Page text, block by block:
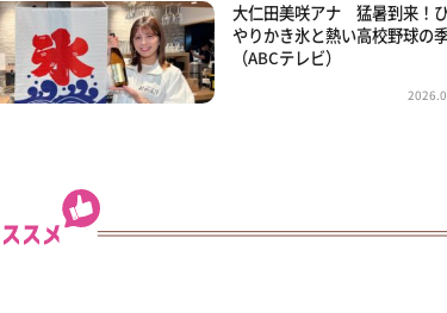
大仁田美咲アナ 猛暑到来！
やりかき氷と熱い高校野球の
（ABCテレビ）